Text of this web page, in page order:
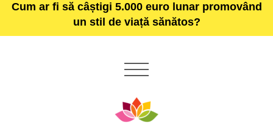
Cum ar fi să câștigi 5.000 euro lunar promovând
un stil de viață sănătos?